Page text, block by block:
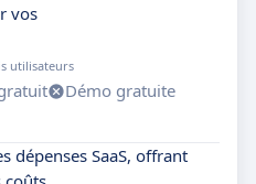
vos
utilisateurs
Démo gratuite
dépenses SaaS, offrant